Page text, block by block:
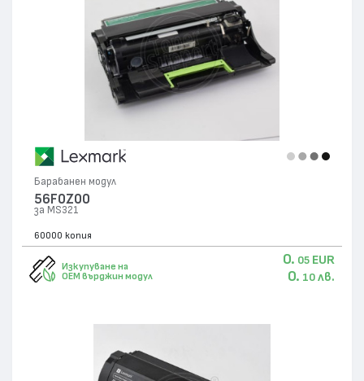
Барабанен модул
56F0Z00
за MS321
60000 копия
Изкупуване на
OEM върджин модул
0. 05 EUR
0. 10 лв.